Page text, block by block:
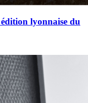
lyonnaise du